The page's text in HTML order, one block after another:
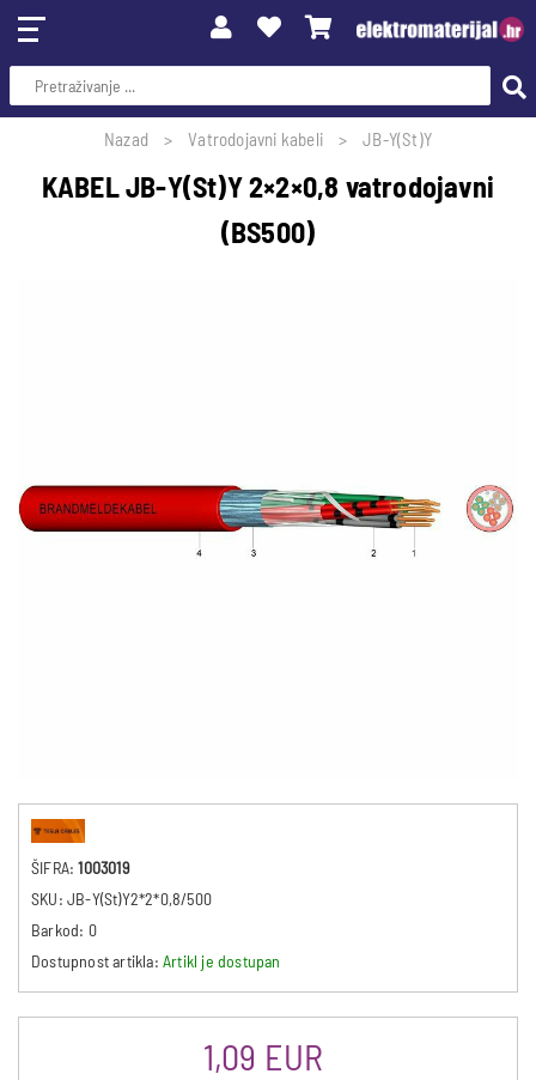
Nazad Vatrodojavni kabeli JB-Y(St)Y
KABEL JB-Y(St)Y 2×2×0,8 vatrodojavni
(BS500)
ŠIFRA:1003019
SKU: JB-Y(St)Y2*2*0,8/500
Barkod: 0
Dostupnost artikla: Artikl je dostupan
1,09 EUR